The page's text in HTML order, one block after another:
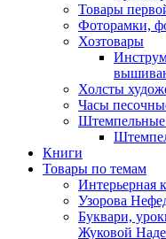
Товары
Фоторамки,
Хозтовары
Холсты
Часы
Штемпельные
Книги
Товары по темам
Интерьерная
Узорова
Буквари,
Жуковой